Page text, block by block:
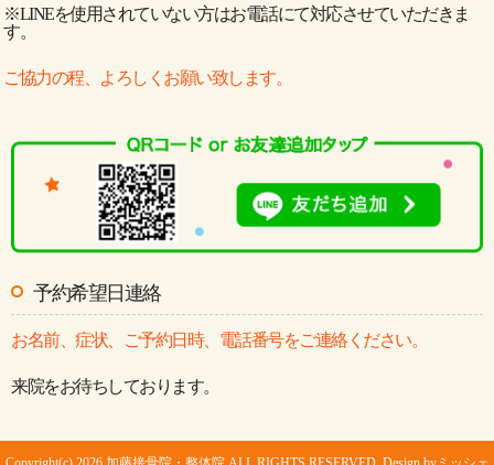
※LINEを使用されていない方はお電話にて対応させていただきま
す。
ご協力の程、よろしくお願い致します。
予約希望日連絡
お名前、症状、ご予約日時、電話番号をご連絡ください。
来院をお待ちしております。